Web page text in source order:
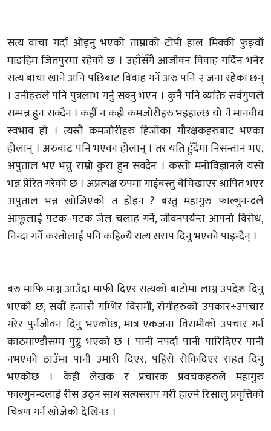
सत्य वाचा गर्दा ओड्नु भएको ताम्राको टोपी हाल मिक्की फुङ्वाँ
माङहिम जितपुरमा रहेको छ । उहाँसँगै आजीवन विवाह गर्दिन भनेर
सत्य बाचा खाने अनि पछिबाट विवाह गर्ने अरु पनि २ जना रहेका छन्
। उनीहरुले पनि पुत्रलाभ गर्नु सक्नु भएन । कुनै पनि व्यक्ति सर्वगुणले
सम्पन्न हुन सक्दैन । कहीँ न कही कमजोरीहरु भइहाल्छ यो नै मानवीय
स्वभाव हो । त्यस्तै कमजोरीहरु हिजोका गौरक्षकहरुबाट भएका
होलान् । अरुबाट पनि भएका होलान् । तर यति हुँदैमा निसन्तान भए,
अपुताल भए भन्नु राम्रो कुरा हुन सक्दैन । कस्तो मनोविज्ञानले यसो
भन्न प्रेरित गरेको छ । अप्रत्यक्ष रुपमा गाईबस्तु बेचिखाएर श्रापित भएर
अपुताल भन्न खोजिएको त होइन ? बस्तु महागुरु फाल्गुनन्दले
आफूलाई पटक–पटक जेल चलाह गर्ने, जीवनपर्यन्त आफ्नो विरोध,
निन्दा गर्ने कस्तोलाई पनि कहिल्यै सत्य सराप दिनु भएको पाइन्दैन् ।
बरु माफि माग्न आउँदा माफी दिएर सत्यको बाटोमा लाग्न उपदेश दिनु
भएको छ, सयौं हजारौं गम्भिर विरामी, रोगीहरुको उपकार÷उपचार
गरेर पुर्नजीवन दिनु भएकोछ, मात्र एकजना विरामीको उपचार गर्न
काठमाण्डौसम्म पुग्नु भएको छ । पानी नपर्दा पानी पारिदिएर पानी
नभएको ठाउँमा पानी उमारी दिएर, पहिरो रोकिदिएर राहत दिनु
भएकोछ । केही लेखक र प्रचारक प्रवचकहरुले महागुरु
फाल्गुनन्दलाई रीस उठ्न साथ सत्यसराप गरी हाल्ने रिसालु प्रवृत्तिको
चित्रण गर्न खोजेको देखिन्छ ।